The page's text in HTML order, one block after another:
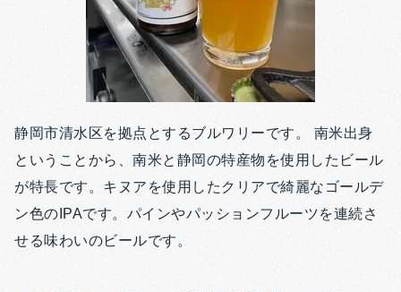
静岡市清水区を拠点とするブルワリーです。 南米出身
ということから、南米と静岡の特産物を使用したビール
が特長です。キヌアを使用したクリアで綺麗なゴールデ
ン色のIPAです。パインやパッションフルーツを連続さ
せる味わいのビールです。